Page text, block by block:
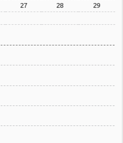
27 28
29